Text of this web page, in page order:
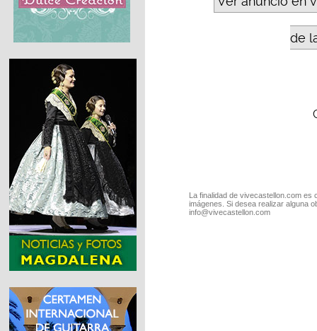
de
La finalidad de vivecastellon.com
imágenes. Si desea realizar alguna
info@vivecastellon.com